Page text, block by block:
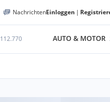
NachrichtenEinloggen |
112.770 AUTO & MOTOR